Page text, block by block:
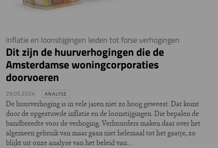
Inflatie en loonstijgingen leiden tot forse verhogingen
Dit zijn de huurverhogingen die de
Amsterdamse woningcorporaties
doorvoeren
29.05.2024 ANALYSE
De huurverhoging is in vele jaren niet zo hoog geweest. Dat komt
door de opgestuwde inflatie en de loonstijgingen. Die bepalen de
bandbreedte voor de verhoging. Verhuurders maken daar over het
algemeen gebruik van maar gaan niet helemaal tot het gaatje, zo
blijkt uit onze analyse van het beleid van…